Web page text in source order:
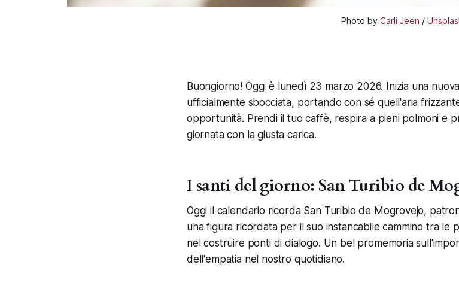
Photo by Carli Jeen /
Buongiorno! Oggi è lunedì 23 marzo 2026. Inizia una
ufficialmente sbocciata, portando con sé quell'aria
opportunità. Prendi il tuo caffè, respira a pieni polmoni e
giornata con la giusta carica.
I santi del giorno: San Turibio de
Oggi il calendario ricorda San Turibio de Mogrovejo,
una figura ricordata per il suo instancabile cammino tra le
nel costruire ponti di dialogo. Un bel promemoria
dell'empatia nel nostro quotidiano.